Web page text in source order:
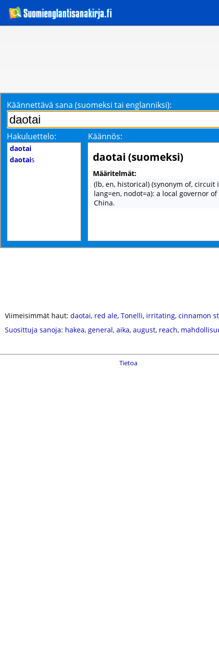
Käännettävä sana (suomeksi tai englanniksi):
Hakuluettelo: Käännös:
daotai
daotais daotai (suomeksi)
Määritelmät:
(lb, en, historical) (synonym of, circuit
lang=en, nodot=a): a local governor
China.
Viimeisimmät haut: daotai, red ale, Tonelli, irritating, cinnamon
Suosittuja sanoja: hakea, general, aika, august, reach,
Tietoa